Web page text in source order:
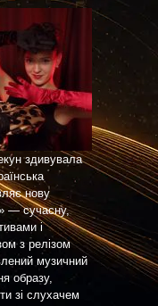
здивувала
нову
— сучасну,
і
з релізом
музичний
образу,
зі слухачем